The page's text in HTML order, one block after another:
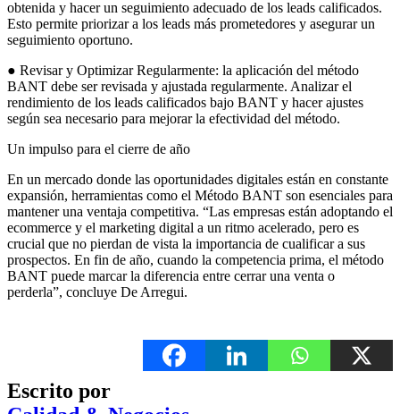
obtenida y hacer un seguimiento adecuado de los leads calificados.
Esto permite priorizar a los leads más prometedores y asegurar un
seguimiento oportuno.
● Revisar y Optimizar Regularmente: la aplicación del método
BANT debe ser revisada y ajustada regularmente. Analizar el
rendimiento de los leads calificados bajo BANT y hacer ajustes
según sea necesario para mejorar la efectividad del método.
Un impulso para el cierre de año
En un mercado donde las oportunidades digitales están en constante
expansión, herramientas como el Método BANT son esenciales para
mantener una ventaja competitiva. “Las empresas están adoptando el
ecommerce y el marketing digital a un ritmo acelerado, pero es
crucial que no pierdan de vista la importancia de cualificar a sus
prospectos. En fin de año, cuando la competencia prima, el método
BANT puede marcar la diferencia entre cerrar una venta o
perderla”, concluye De Arregui.
Escrito por